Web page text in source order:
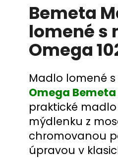
Bemeta
lomené s
Omega
Madlo lomené
Omega Bemeta
praktické
mýdlenku z
chromovanou
úpravou v